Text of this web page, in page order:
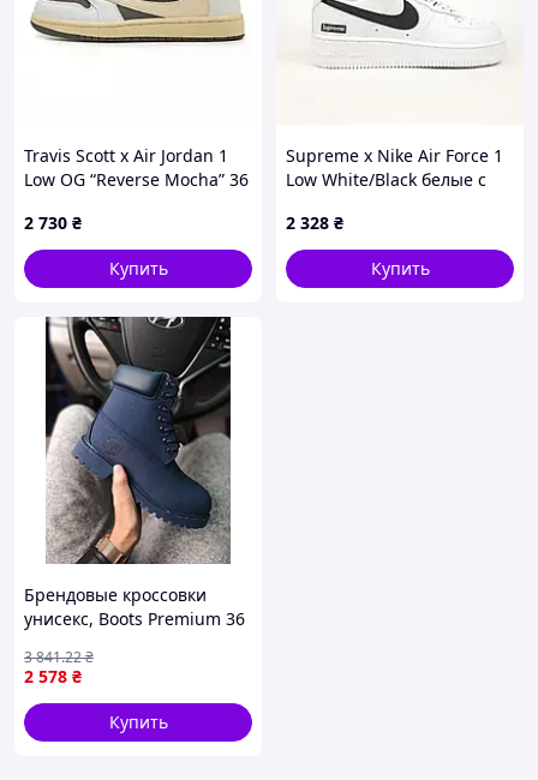
Travis Scott x Air Jordan 1
Low OG “Reverse Mocha” 36
2 730 ₴
Купить
Supreme x Nike Air Force 1
Low White/Black белые с
2 328 ₴
Купить
Брендовые кроссовки
унисекс, Boots Premium 36
2 578 ₴
3 841.22₴
Купить